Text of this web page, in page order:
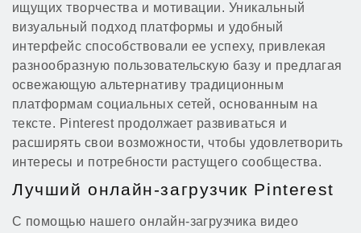
ищущих творчества и мотивации. Уникальный
визуальный подход платформы и удобный
интерфейс способствовали ее успеху, привлекая
разнообразную пользовательскую базу и предлагая
освежающую альтернативу традиционным
платформам социальных сетей, основанным на
тексте. Pinterest продолжает развиваться и
расширять свои возможности, чтобы удовлетворить
интересы и потребности растущего сообщества.
Лучший онлайн-загрузчик Pinterest
С помощью нашего онлайн-загрузчика видео